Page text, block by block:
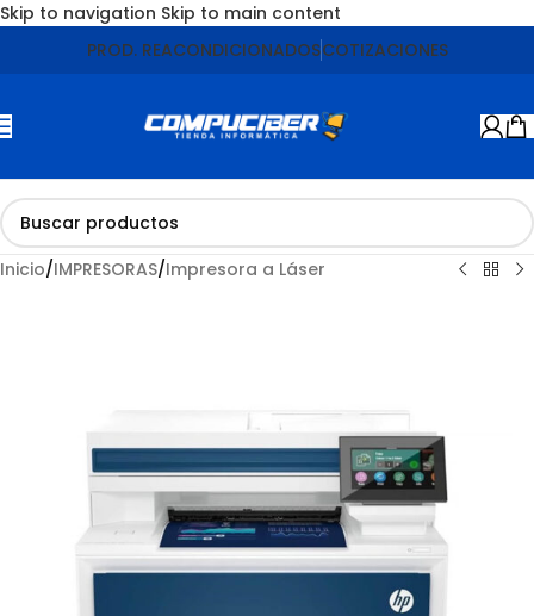
Skip to navigation Skip to main content
PROD. REACONDICIONADOSCOTIZACIONES
Inicio/IMPRESORAS/Impresora a Láser